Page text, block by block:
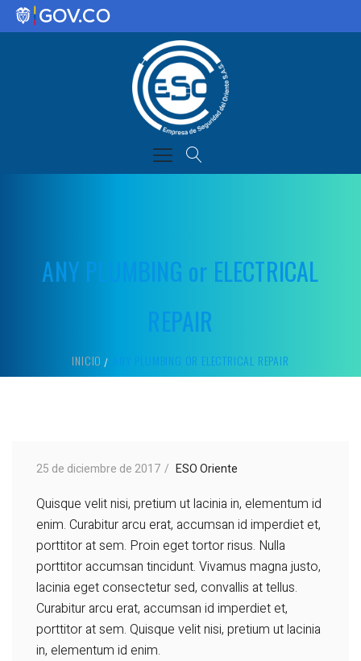
ANY PLUMBING or ELECTRICAL
REPAIR
INICIO ANY PLUMBING OR ELECTRICAL REPAIR
25 de diciembre de 2017 ESO Oriente
Quisque velit nisi, pretium ut lacinia in, elementum id
enim. Curabitur arcu erat, accumsan id imperdiet et,
porttitor at sem. Proin eget tortor risus. Nulla
porttitor accumsan tincidunt. Vivamus magna justo,
lacinia eget consectetur sed, convallis at tellus.
Curabitur arcu erat, accumsan id imperdiet et,
porttitor at sem. Quisque velit nisi, pretium ut lacinia
in, elementum id enim.